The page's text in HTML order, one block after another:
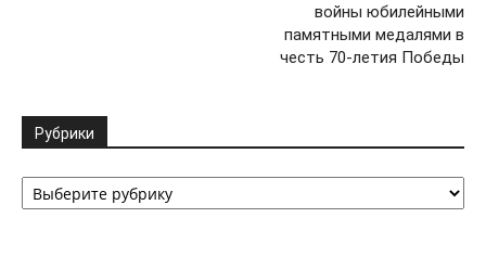
войны юбилейными
памятными медалями в
честь 70-летия Победы
Рубрики
Рубрики